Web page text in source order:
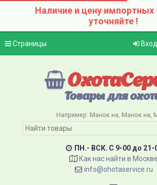
Наличие и цену импортных
уточняйте !
Страницы Вход
Товары для
Например: Манок на Манок на
ПН.- ВСК. C 9-00 до 21-
Как нас найти в Москве
info@ohotaservice.ru